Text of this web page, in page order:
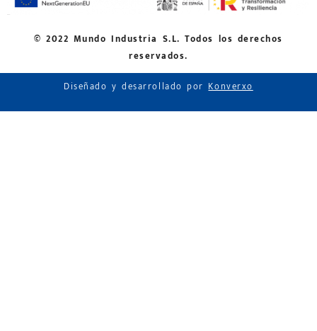
© 2022 Mundo Industria S.L. Todos los derechos
reservados.
Diseñado y desarrollado porKonverxo